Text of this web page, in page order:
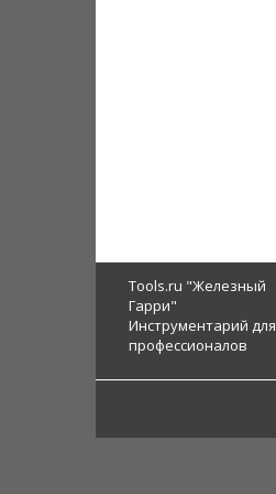
Tools.ru "Железный
Гарри"
Инструментарий для
профессионалов